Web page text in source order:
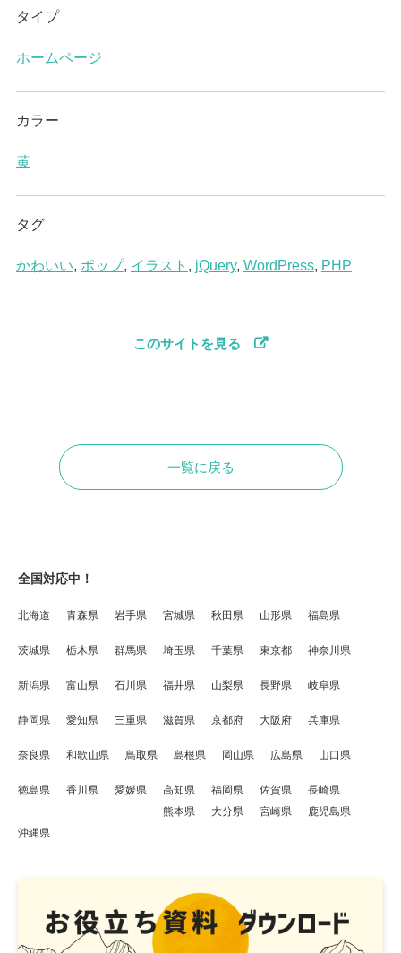
タイプ
ホームページ
カラー
黄
タグ
かわいい, ポップ, イラスト , jQuery, WordPress, PHP
このサイトを見る
一覧に戻る
全国対応中！
北海道 青森県 岩手県 宮城県 秋田県 山形県 福島県
茨城県 栃木県 群馬県 埼玉県 千葉県 東京都 神奈川県
新潟県 富山県 石川県 福井県 山梨県 長野県 岐阜県
静岡県 愛知県 三重県 滋賀県 京都府 大阪府 兵庫県
奈良県 和歌山県 鳥取県 島根県 岡山県 広島県 山口県
徳島県 香川県 愛媛県 高知県 福岡県 佐賀県
長崎県
熊本県
大分県 宮崎県
鹿児島県
沖縄県